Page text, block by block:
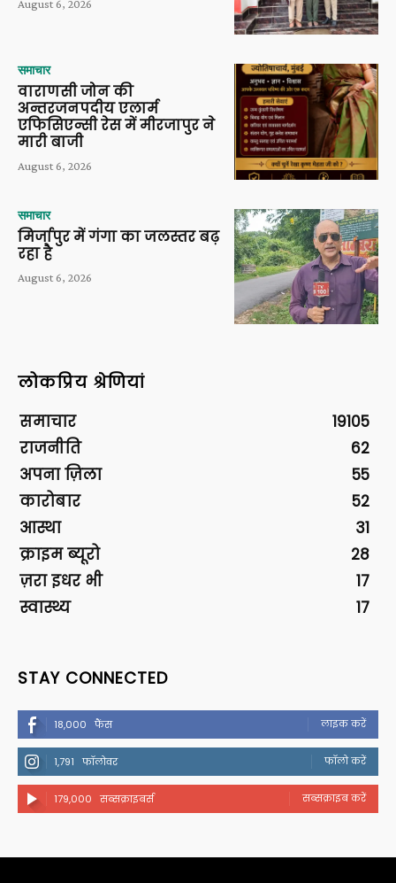
August 6, 2026
समाचार
वाराणसी जोन की
अन्तरजनपदीय एलार्म
एफिसिएन्सी रेस में मीरजापुर ने
मारी बाजी
August 6, 2026
समाचार
मिर्जापुर में गंगा का जलस्तर बढ़
रहा है
August 6, 2026
लोकप्रिय श्रेणियां
समाचार
19105
राजनीति
62
अपना ज़िला
55
कारोबार
52
आस्था
31
क्राइम ब्यूरो
28
ज़रा इधर भी
17
स्वास्थ्य
17
STAY CONNECTED
18,000 फैंस लाइक करें
1,791 फॉलोवर फॉलो करें
179,000 सब्सक्राइबर्स सब्सक्राइब करें